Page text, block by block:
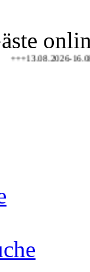
16.08.2026